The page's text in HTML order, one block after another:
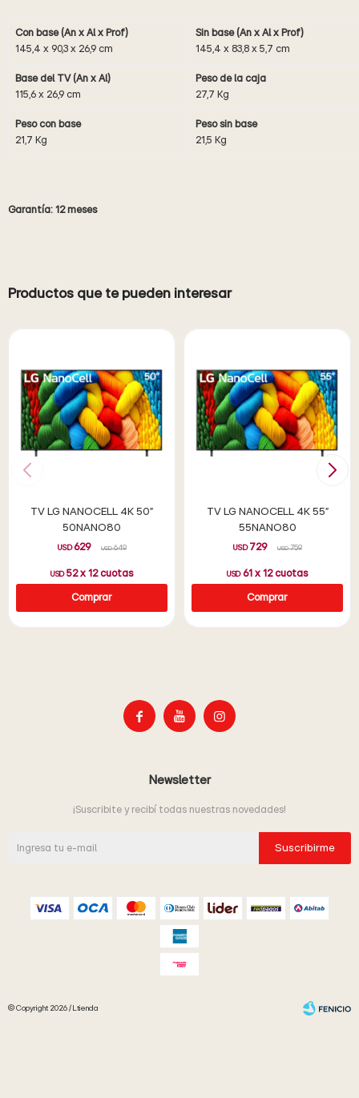
Con base (An x Al x Prof)
145,4 x 90,3 x 26,9 cm
Sin base (An x Al x Prof)
145,4 x 83,8 x 5,7 cm
Base del TV (An x Al)
115,6 x 26,9 cm
Peso de la caja
27,7 Kg
Peso con base
21,7 Kg
Peso sin base
21,5 Kg
Garantía: 12 meses
Productos que te pueden interesar
TV LG NANOCELL 4K 50"
50NANO80
USD 629 USD 649
USD 52x 12cuotas
TV LG NANOCELL 4K 55"
55NANO80
USD 729 USD 759
USD 61 x 12cuotas
  
Newsletter
¡Suscribite y recibí todas nuestras novedades!
Suscribirme
© Copyright 2026 / Ltienda